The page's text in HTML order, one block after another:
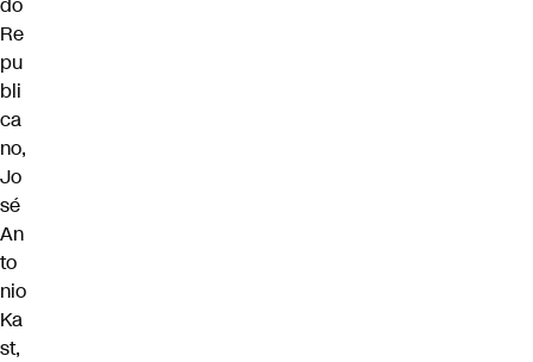
Re
pu
bli
ca
no,
Jo
sé
An
to
nio
Ka
st,